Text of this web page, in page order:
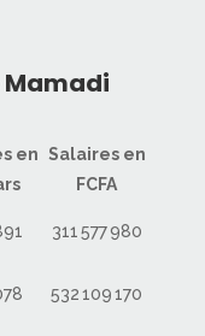
Mamadi
en Salaires en
FCFA
311 577 980
532 109 170